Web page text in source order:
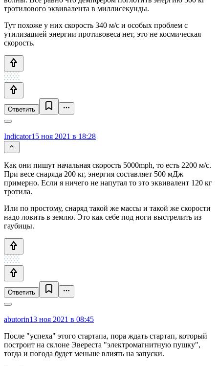
тротилового эквивалента в миллисекунды.
Тут похоже у них скорость 340 м/с и особых проблем с
утилизацией энергии противовеса нет, это не космическая
скорость.
Ответить
Indicator15 ноя 2021 в 18:28
Как они пишут начальная скорость 5000mph, то есть 2200 м/с.
При весе снаряда 200 кг, энергия составляет 500 мДж
примерно. Если я ничего не напутал то это эквивалент 120 кг
тротила.
Или по простому, снаряд такой же массы и такой же скорости
надо ловить в землю. Это как себе под ноги выстрелить из
гаубицы.
Ответить
abutorin13 ноя 2021 в 08:45
После "успеха" этого стартапа, пора ждать стартап, который
построит на склоне Эвереста "электромагнитную пушку",
тогда и погода будет меньше влиять на запуски.